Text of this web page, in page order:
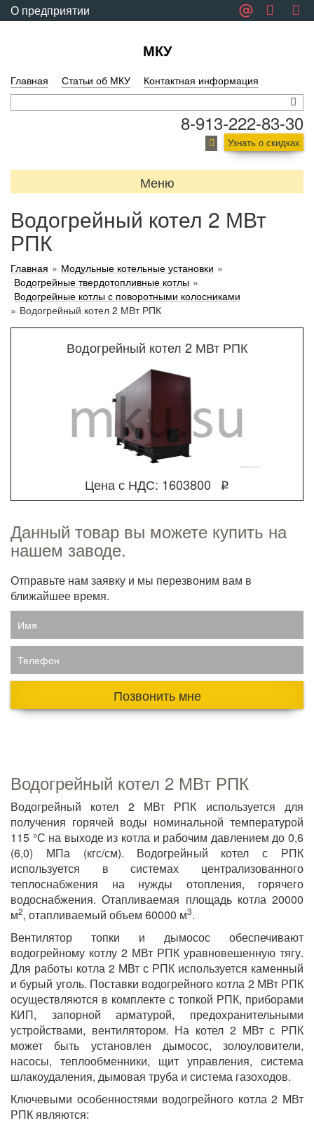
О предприятии
МКУ
Главная Статьи об МКУ Контактная информация
8-913-222-83-30
Узнать о скидках
Меню
Водогрейный котел 2 МВт
РПК
Главная » Модульные котельные установки »
Водогрейные твердотопливные котлы »
Водогрейные котлы с поворотными колосниками
» Водогрейный котел 2 МВт РПК
Водогрейный котел 2 МВт РПК
Цена с НДС: 1603800 q
Данный товар вы можете купить на
нашем заводе.
Отправьте нам заявку и мы перезвоним вам в
ближайшее время.
Имя
Телефон
Позвонить мне
Водогрейный котел 2 МВт РПК
Водогрейный котел 2 МВт РПК используется для
получения горячей воды номинальной температурой
115 °С на выходе из котла и рабочим давлением до 0,6
(6,0) МПа (кгс/см). Водогрейный котел с РПК
используется в системах централизованного
теплоснабжения на нужды отопления, горячего
водоснабжения. Отапливаемая площадь котла 20000
м2, отапливаемый объем 60000 м3.
Вентилятор топки и дымосос обеспечивают
водогрейному котлу 2 МВт РПК уравновешенную тягу.
Для работы котла 2 МВт с РПК используется каменный
и бурый уголь. Поставки водогрейного котла 2 МВт РПК
осуществляются в комплекте с топкой РПК, приборами
КИП, запорной арматурой, предохранительными
устройствами, вентилятором. На котел 2 МВт с РПК
может быть установлен дымосос, золоуловители,
насосы, теплообменники, щит управления, система
шлакоудаления, дымовая труба и система газоходов.
Ключевыми особенностями водогрейного котла 2 МВт
РПК являются: